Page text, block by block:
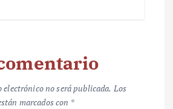
electrónico no será publicada. Los
marcados con *